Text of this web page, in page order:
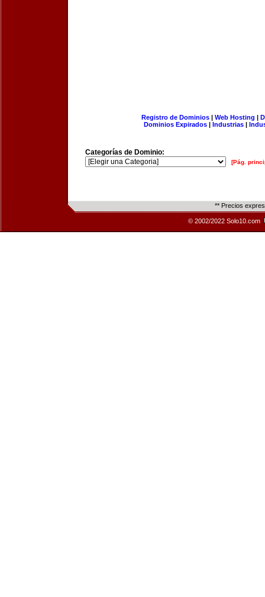
Registro de Dominios| Web Hosting |
Dominios Expirados | Industrias |
Categorías de Dominio:
[Pág.
** Precios
© 2002/2022 Solo10.com